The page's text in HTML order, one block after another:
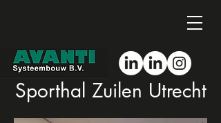
Sporthal Zuilen Utrecht